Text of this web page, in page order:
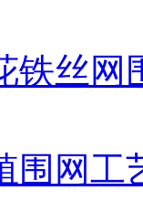
铁丝网
围网工